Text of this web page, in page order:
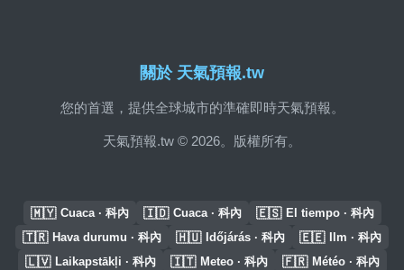
關於 天氣預報.tw
您的首選，提供全球城市的準確即時天氣預報。
天氣預報.tw © 2026。版權所有。
🇲🇾 Cuaca · 科內 🇮🇩 Cuaca · 科內 🇪🇸 El tiempo · 科內
🇹🇷 Hava durumu · 科內 🇭🇺 Időjárás · 科內 🇪🇪 Ilm · 科內
🇱🇻 Laikapstākļi · 科內 🇮🇹 Meteo · 科內 🇫🇷 Météo · 科內